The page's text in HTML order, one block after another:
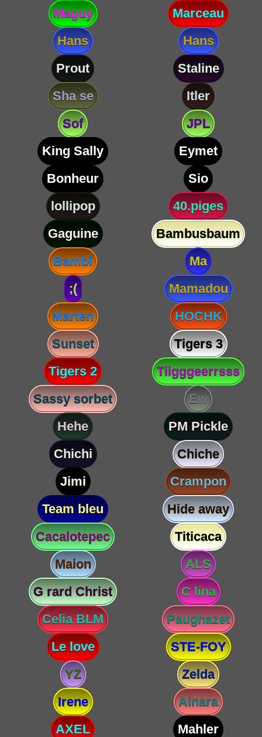
Maguy
Marceau
Hans
Hans
Prout
Staline
Sha se
Itler
Sof
JPL
King Sally
Eymet
Bonheur
Sio
lollipop
40.piges
Gaguine
Bambusbaum
Bambi
Ma
;(
Mamadou
Marten
HOCHK
Sunset
Tigers 3
Tigers 2
Tiigggeerrsss
Sassy sorbet
Ew
Hehe
PM Pickle
Chichi
Chiche
Jimi
Crampon
Team bleu
Hide away
Cacalotepec
Titicaca
Maion
ALS
G rard Christ
C lina
Celia BLM
Paugnazet
Le love
STE-FOY
YZ
Zelda
Irene
Ainara
AXEL
Mahler